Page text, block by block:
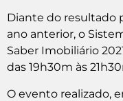
Diante do resultado
ano anterior, o
Saber Imobiliário
das 19h30m às
O evento realizado,